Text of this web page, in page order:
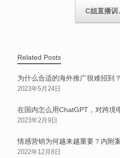
C姐直播
Related Posts
为什么合适的海外推广很难招到？
2023年5月24日
在国内怎么用ChatGPT，对跨境
2023年2月9日
情感营销为何越来越重要？内附
2022年12月8日